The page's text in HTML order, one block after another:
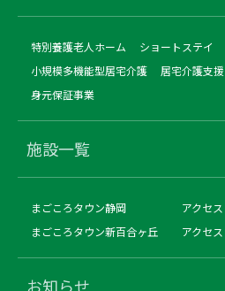
特別養護老人ホーム ショートステイ
小規模多機能型居宅介護
居宅介護支援
身元保証事業
施設一覧
まごころタウン静岡
アクセス
まごころタウン新百合ヶ丘
アクセス
お知らせ